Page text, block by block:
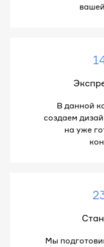
В данной
создаем
на уже
Мы